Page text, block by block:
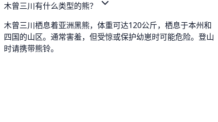
木曾三川有什么类型的熊？
木曾三川栖息着亚洲黑熊，体重可达120公斤，栖息于本州和
四国的山区。通常害羞，但受惊或保护幼崽时可能危险。登山
时请携带熊铃。